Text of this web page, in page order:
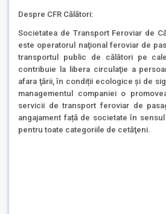
Despre CFR Călători:
Societatea de Transport Feroviar de
este operatorul naţional feroviar de
transportul public de călători pe
contribuie la libera circulaţie a
afara ţării, în condiții ecologice și de
managementul companiei o
servicii de transport feroviar de
angajament față de societate în
pentru toate categoriile de cetăţeni.